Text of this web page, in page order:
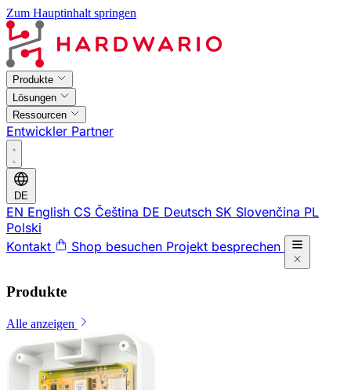
Zum Hauptinhalt springen
Produkte
Lösungen
Ressourcen
Entwickler Partner
DE
EN English CS Čeština DE Deutsch SK Slovenčina PL
Polski
Kontakt
Shop besuchen Projekt besprechen
Produkte
Alle anzeigen